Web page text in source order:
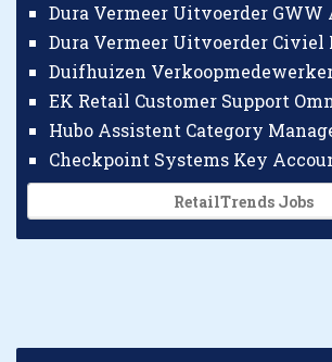
Dura Vermeer Uitvoerder GWW
Dura Vermeer Uitvoerder Civiel
Duifhuizen
EK Retail Customer Support
Hubo Assistent Category
RetailTrends Jobs